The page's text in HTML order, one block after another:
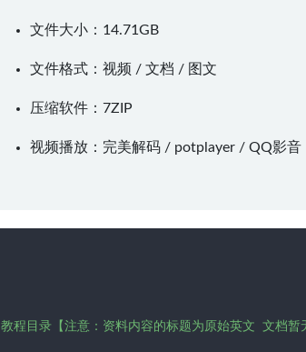
文件大小：14.71GB
文件格式：视频 / 文档 / 图文
压缩软件： 7ZIP
视频播放： 完美解码 / potplayer / QQ影音
教程目录【注意：资料内容的标题为原始英文 文档暂